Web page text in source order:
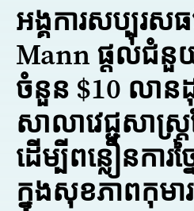
អង្គការសប្បុរ
Mann ផ្តល់
ចំនួន $10 លាន
សាលាវេជ្ជសាស្ត្
ដើម្បីពន្លឿនការ
ក្នុងសុខភាពកុមារ